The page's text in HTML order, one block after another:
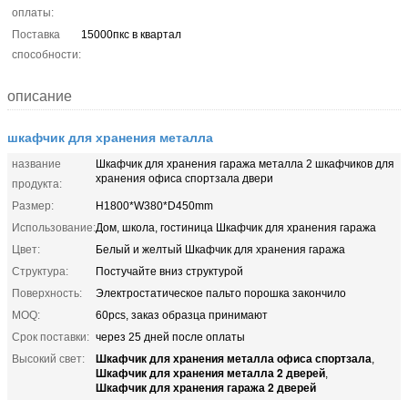
оплаты:
Поставка
способности:
15000пкс в квартал
описание
шкафчик для хранения металла
название
продукта:
Шкафчик для хранения гаража металла 2 шкафчиков для
хранения офиса спортзала двери
Размер:
H1800*W380*D450mm
Использование:Дом, школа, гостиница Шкафчик для хранения гаража
Цвет:
Белый и желтый Шкафчик для хранения гаража
Структура:
Постучайте вниз структурой
Поверхность:
Электростатическое пальто порошка закончило
MOQ:
60pcs, заказ образца принимают
Срок поставки: через 25 дней после оплаты
Высокий свет:
Шкафчик для хранения металла офиса спортзала,
Шкафчик для хранения металла 2 дверей,
Шкафчик для хранения гаража 2 дверей